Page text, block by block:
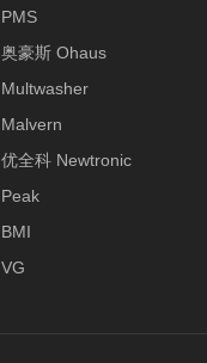
PMS
奥豪斯 Ohaus
Multwasher
Malvern
优全科 Newtronic
Peak
BMI
VG